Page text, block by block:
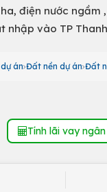
điện nước
nhập vào TP
án Đất nền dự án Đất
Tính lãi vay